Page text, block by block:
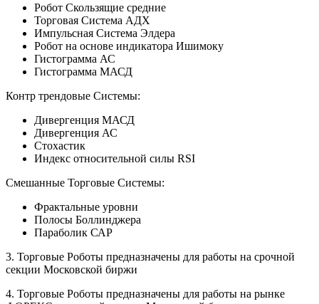
Робот Скользящие средние
Торговая Система АДХ
Импульсная Система Элдера
Робот на основе индикатора Ишимоку
Гистограмма АС
Гистограмма МАСД
Контр трендовые Системы:
Дивергенция МАСД
Дивергенция АС
Стохастик
Индекс относительной силы RSI
Смешанные Торговые Системы:
Фрактальные уровни
Полосы Боллинджера
Параболик САР
3. Торговые Роботы предназначены для работы на срочной
секции Московской биржи
4. Торговые Роботы предназначены для работы на рынке